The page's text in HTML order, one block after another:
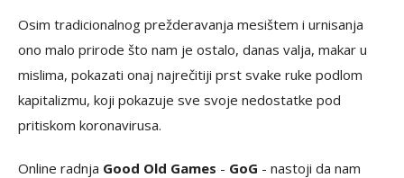
Osim tradicionalnog prežderavanja mesištem i urnisanja
ono malo prirode što nam je ostalo, danas valja, makar u
mislima, pokazati onaj najrečitiji prst svake ruke podlom
kapitalizmu, koji pokazuje sve svoje nedostatke pod
pritiskom koronavirusa.
Online radnja Good Old Games - GoG - nastoji da nam